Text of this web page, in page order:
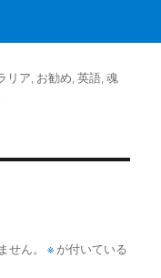
リア, お勧め,英語,魂
ん。 ※ が付いている